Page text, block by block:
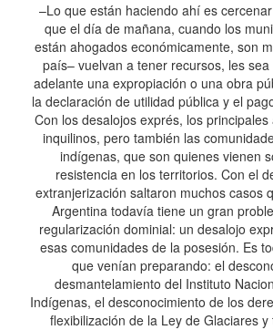
–Lo que están haciendo ahí es
que el día de mañana, cuando los
están ahogados económicamente, son
país– vuelvan a tener recursos, les
adelante una expropiación o una obra
la declaración de utilidad pública y el
Con los desalojos exprés, los
inquilinos, pero también las
indígenas, que son quienes vienen
resistencia en los territorios. Con el
extranjerización saltaron muchos casos
Argentina todavía tiene un gran
regularización dominial: un desalojo
esas comunidades de la posesión. Es
que venían preparando: el
desmantelamiento del Instituto
Indígenas, el desconocimiento de los
flexibilización de la Ley de Glaciares